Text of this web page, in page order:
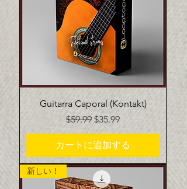
Guitarra Caporal (Kontakt)
通常価格
$59.99 セール価格
$35.99
カートに追加する
新しい！